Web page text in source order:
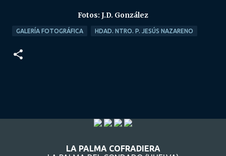
Fotos: J.D. González
GALERÍA FOTOGRÁFICA HDAD. NTRO. P. JESÚS NAZARENO
LA PALMA COFRADIERA